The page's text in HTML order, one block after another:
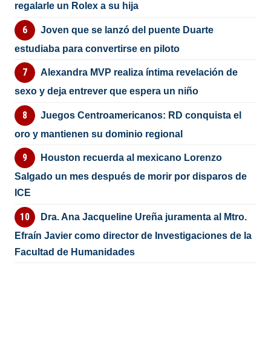
regalarle un Rolex a su hija
Joven que se lanzó del puente Duarte
estudiaba para convertirse en piloto
Alexandra MVP realiza íntima revelación de
sexo y deja entrever que espera un niño
Juegos Centroamericanos: RD conquista el
oro y mantienen su dominio regional
Houston recuerda al mexicano Lorenzo
Salgado un mes después de morir por disparos de
ICE
Dra. Ana Jacqueline Ureña juramenta al Mtro.
Efraín Javier como director de Investigaciones de la
Facultad de Humanidades